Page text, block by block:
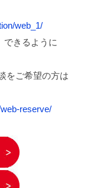
web_1/
きるように
をご希望の方は
reserve/